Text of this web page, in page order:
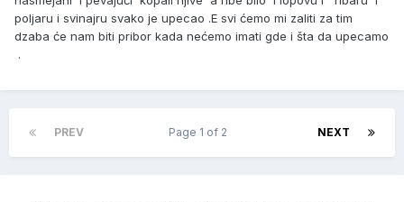
poljaru i svinajru svako je upecao .E svi ćemo mi zaliti za tim
dzaba će nam biti pribor kada nećemo imati gde i šta da upecamo
.
PREV NEXT
Page 1 of 2